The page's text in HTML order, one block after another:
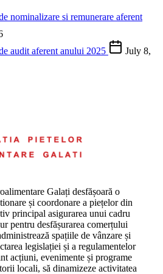
nominalizare si remunerare aferent
audit aferent anului 2025
July 8,
Galați desfășoară o
și coordonare a piețelor din
principal asigurarea unui cadru
pentru desfășurarea comerțului
spațiile de vânzare și
legislației și a regulamentelor
acțiuni, evenimente și programe
locali, să dinamizeze activitatea